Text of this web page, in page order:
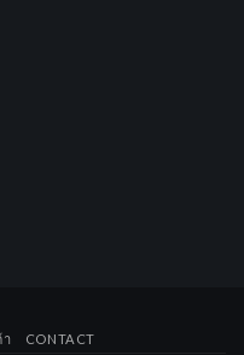
CONTACT